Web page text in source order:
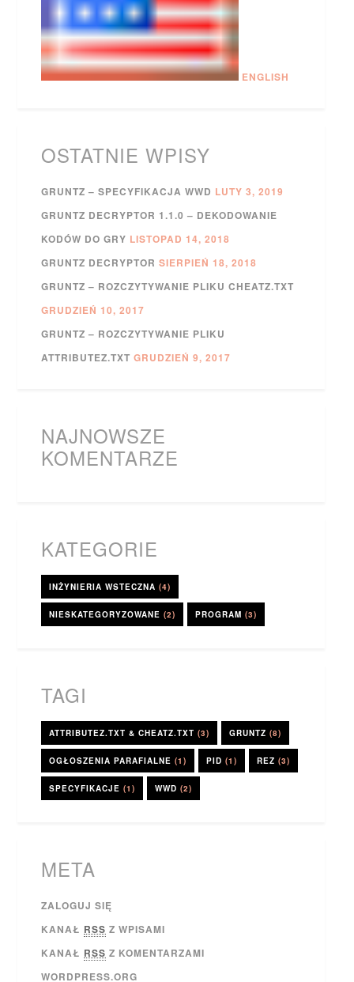
ENGLISH
OSTATNIE WPISY
GRUNTZ – SPECYFIKACJA WWD LUTY 3, 2019
GRUNTZ DECRYPTOR 1.1.0 – DEKODOWANIE
KODÓW DO GRY LISTOPAD 14, 2018
GRUNTZ DECRYPTOR SIERPIEŃ 18, 2018
GRUNTZ – ROZCZYTYWANIE PLIKU CHEATZ.TXT
GRUDZIEŃ 10, 2017
GRUNTZ – ROZCZYTYWANIE PLIKU
ATTRIBUTEZ.TXT GRUDZIEŃ 9, 2017
NAJNOWSZE
KOMENTARZE
KATEGORIE
INŻYNIERIA WSTECZNA (4)
NIESKATEGORYZOWANE (2) PROGRAM (3)
TAGI
ATTRIBUTEZ.TXT & CHEATZ.TXT (3) GRUNTZ (8)
OGŁOSZENIA PARAFIALNE (1) PID (1) REZ (3)
SPECYFIKACJE (1) WWD (2)
META
ZALOGUJ SIĘ
KANAŁ RSS Z WPISAMI
KANAŁ RSS Z KOMENTARZAMI
WORDPRESS.ORG